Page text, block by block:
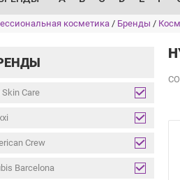
косметика / Бренды /
Skin Care
Crew
Barcelona